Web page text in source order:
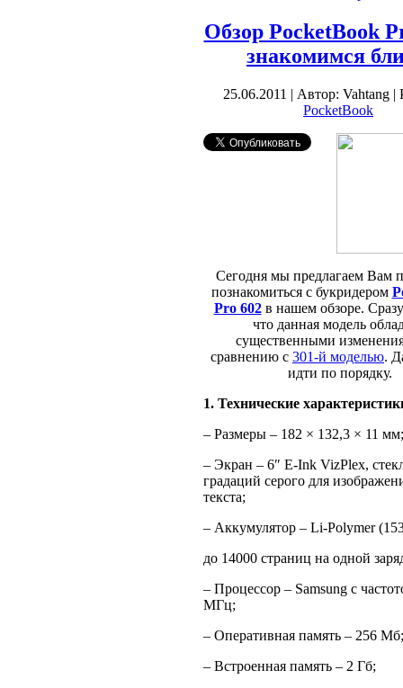
Обзор PocketBook
знакомимся
25.06.2011 | Автор: Vahtang |
PocketBook
Сегодня мы предлагаем Вам
познакомиться с букридером
Pro 602в нашем обзоре.
что данная модель
существенными
сравнению c 301-й моделью.
идти по порядку.
1. Технические
– Размеры – 182 × 132,3 × 11 мм;
– Экран – 6″ E-Ink VizPlex,
градаций серого для
текста;
– Аккумулятор – Li-Polymer
до 14000 страниц на одной
– Процессор – Samsung с
МГц;
– Оперативная память – 256 Мб;
– Встроенная память – 2 Гб;